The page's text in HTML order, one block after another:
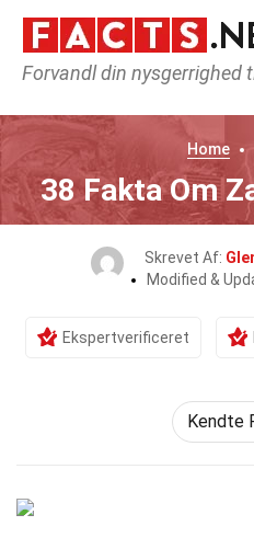
Forvandl din nysgerrighed
Home
38 Fakta Om
Skrevet Af:
Modified &
Ekspertverificeret
Kendte